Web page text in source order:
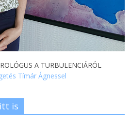
A TURBULENCIÁRÓL
Tímár Ágnessel
is